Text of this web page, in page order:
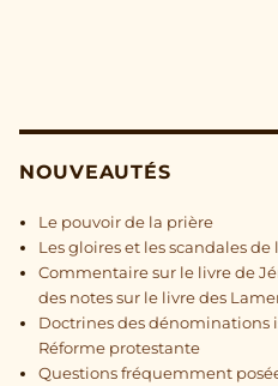
NOUVEAUTÉS
Le pouvoir de la prière
Les gloires et les scandales de
Commentaire sur le livre de
des notes sur le livre des
Doctrines des dénominations
Réforme protestante
Questions fréquemment